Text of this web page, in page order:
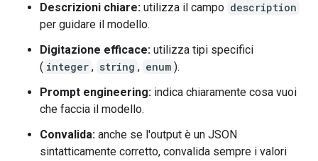
Descrizioni chiare: utilizza il campo description
per guidare il modello.
Digitazione efficace: utilizza tipi specifici
( integer , string , enum ).
Prompt engineering: indica chiaramente cosa vuoi
che faccia il modello.
Convalida: anche se l'output è un JSON
sintatticamente corretto, convalida sempre i valori